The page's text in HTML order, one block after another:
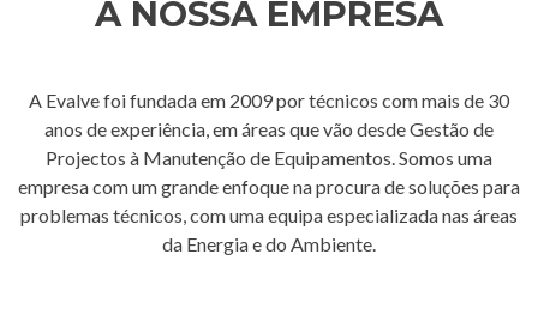
A NOSSA EMPRESA
A Evalve foi fundada em 2009 por técnicos com mais de 30
anos de experiência, em áreas que vão desde Gestão de
Projectos à Manutenção de Equipamentos. Somos uma
empresa com um grande enfoque na procura de soluções para
problemas técnicos, com uma equipa especializada nas áreas
da Energia e do Ambiente.